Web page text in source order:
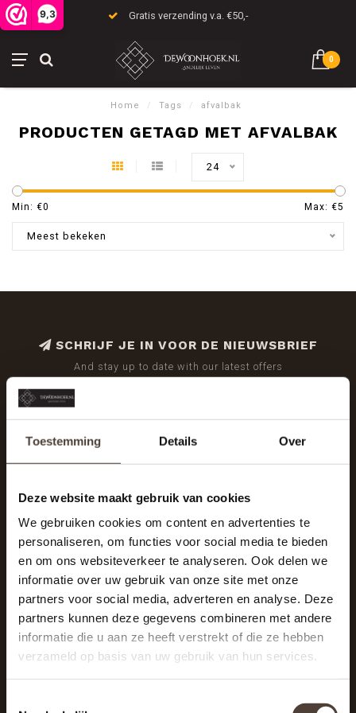
Toestemming Details Over
Deze website maakt gebruik van cookies
We gebruiken cookies om content en advertenties te
personaliseren, om functies voor social media te bieden
en om ons websiteverkeer te analyseren. Ook delen we
informatie over uw gebruik van onze site met onze
partners voor social media, adverteren en analyse. Deze
partners kunnen deze gegevens combineren met andere
informatie die u aan ze heeft verstrekt of die ze hebben
verzameld op basis van uw gebruik van hun services.
9,3 Gratis verzending v.a. €50,-
0
Home / Tags / afvalbak
PRODUCTEN GETAGD MET AFVALBAK
24
Min: €0 Max: €5
Meest bekeken
SCHRIJF JE IN VOOR DE NIEUWSBRIEF
And stay up to date with our latest offers
De Woonhoek - Landelijk leven